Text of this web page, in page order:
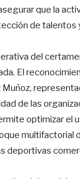
que la
de talentos
del
El
de las
optimizar el
multifactorial
deportivas